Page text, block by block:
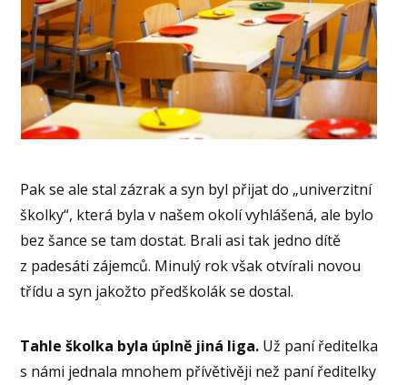
Pak se ale stal zázrak a syn byl přijat do „univerzitní
školky“, která byla v našem okolí vyhlášená, ale bylo
bez šance se tam dostat. Brali asi tak jedno dítě
z padesáti zájemců. Minulý rok však otvírali novou
třídu a syn jakožto předškolák se dostal.
Tahle školka byla úplně jiná liga. Už paní ředitelka
s námi jednala mnohem přívětivěji než paní ředitelky